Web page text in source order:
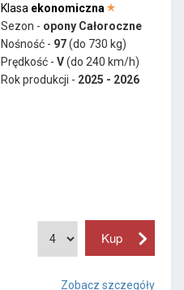
Klasa ekonomiczna
Sezon - opony Całoroczne
Nośność - 97(do 730 kg)
Prędkość - V(do 240 km/h)
Rok produkcji - 2025 - 2026
Zobacz szczegóły